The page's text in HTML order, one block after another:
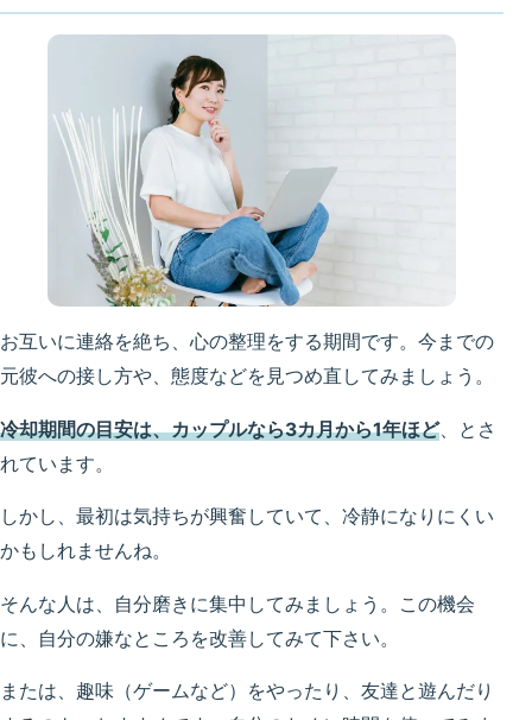
お互いに連絡を絶ち、心の整理をする期間です。今までの
元彼への接し方や、態度などを見つめ直してみましょう。
冷却期間の目安は、カップルなら3カ月から1年ほど、とさ
れています。
しかし、最初は気持ちが興奮していて、冷静になりにくい
かもしれませんね。
そんな人は、自分磨きに集中してみましょう。この機会
に、自分の嫌なところを改善してみて下さい。
または、趣味（ゲームなど）をやったり、友達と遊んだり